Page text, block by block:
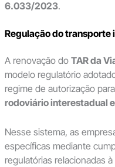
6.033/2023.
Regulação do transporte
A renovação do TAR da
modelo regulatório
regime de autorização
rodoviário interestadual
Nesse sistema, as
específicas mediante
regulatórias relacionadas à